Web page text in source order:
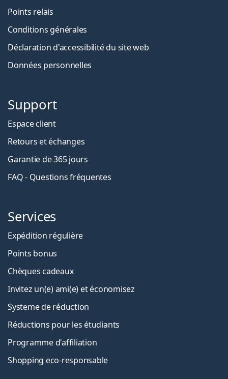
Points relais
Conditions générales
Déclaration d'accessibilité du site web
Données personnelles
Support
Espace client
Retours et échanges
Garantie de 365 jours
FAQ - Questions fréquentes
Services
Expédition régulière
Points bonus
Chèques cadeaux
Invitez un(e) ami(e) et économisez
Systeme de réduction
Réductions pour les étudiants
Programme d'affiliation
Shopping eco-responsable